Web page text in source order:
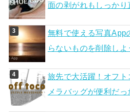
面の剥がれもしっかり
無料で使える写真App
らないものを削除しよ
旅先で大活躍！オフ
メラバッグが便利だ